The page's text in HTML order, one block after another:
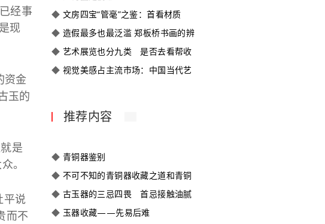
经事
现
资金
玉的
是
。
平说
而不
◆ 文房四宝“管毫”之鉴：首看材质
◆ 造假最多也最泛滥 郑板桥书画的辨
◆ 艺术展览也分九类 是否去看帮收
◆ 视觉美感占主流市场：中国当代艺
推荐内容
◆ 青铜器鉴别
◆ 不可不知的青铜器收藏之道和青铜
◆ 古玉器的三忌四畏 首忌接触油腻
◆ 玉器收藏——先易后难